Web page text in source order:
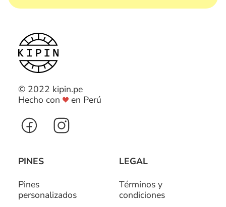
© 2022 kipin.pe
Hecho con
en Perú
PINES
Pines
personalizados
LEGAL
Términos y
condiciones